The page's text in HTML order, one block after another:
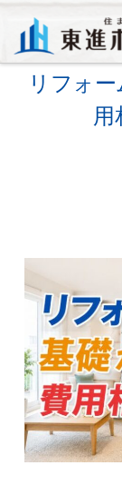
リフォ
用